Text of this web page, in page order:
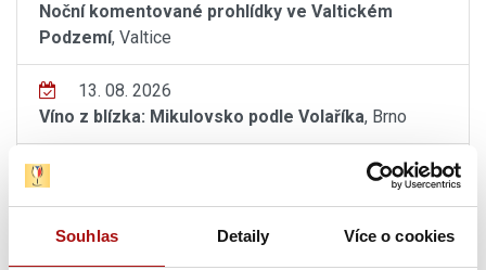
Souhlas Detaily Více o cookies
Noční komentované prohlídky ve Valtickém
Podzemí, Valtice
13. 08. 2026
Víno z blízka: Mikulovsko podle Volaříka, Brno
, Hustopeče